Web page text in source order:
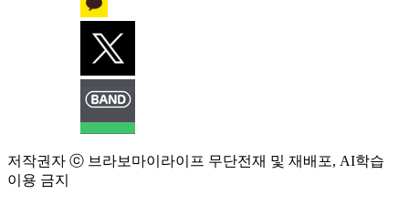
저작권자 ⓒ 브라보마이라이프 무단전재 및 재배포, AI학습
이용 금지